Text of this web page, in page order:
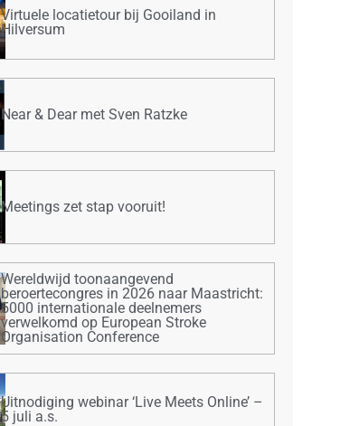
Virtuele locatietour bij Gooiland in
Hilversum
Near & Dear met Sven Ratzke
Meetings zet stap vooruit!
Wereldwijd toonaangevend
beroertecongres in 2026 naar Maastricht:
5000 internationale deelnemers
verwelkomd op European Stroke
Organisation Conference
Uitnodiging webinar ‘Live Meets Online’ –
5 juli a.s.